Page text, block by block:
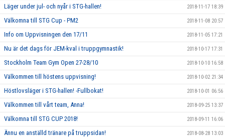
Läger under jul- och nyår i STG-hallen! 2018-11-17 18:39
Välkomna till STG Cup - PM2 2018-11-08 20:57
Info om Uppvisningen den 17/11 2018-11-05 17:21
Nu är det dags för JEM-kval i truppgymnastik! 2018-10-17 17:31
Stockholm Team Gym Open 27-28/10 2018-10-10 16:58
Välkommen till höstens uppvisning! 2018-10-02 21:34
Höstlovsläger i STG-hallen! -Fullbokat! 2018-10-01 06:56
Välkommen till vårt team, Anna! 2018-09-25 13:37
Välkomna till STG CUP 2018! 2018-09-11 16:06
Ännu en anställd tränare på truppsidan! 2018-08-28 13:03